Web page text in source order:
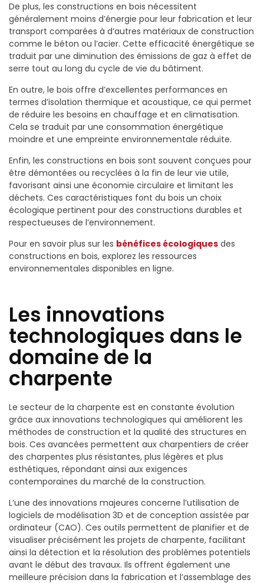
De plus, les constructions en bois nécessitent
généralement moins d’énergie pour leur fabrication et leur
transport comparées à d’autres matériaux de construction
comme le béton ou l’acier. Cette efficacité énergétique se
traduit par une diminution des émissions de gaz à effet de
serre tout au long du cycle de vie du bâtiment.
En outre, le bois offre d’excellentes performances en
termes d’isolation thermique et acoustique, ce qui permet
de réduire les besoins en chauffage et en climatisation.
Cela se traduit par une consommation énergétique
moindre et une empreinte environnementale réduite.
Enfin, les constructions en bois sont souvent conçues pour
être démontées ou recyclées à la fin de leur vie utile,
favorisant ainsi une économie circulaire et limitant les
déchets. Ces caractéristiques font du bois un choix
écologique pertinent pour des constructions durables et
respectueuses de l’environnement.
Pour en savoir plus sur les bénéfices écologiques des
constructions en bois, explorez les ressources
environnementales disponibles en ligne.
Les innovations
technologiques dans le
domaine de la
charpente
Le secteur de la charpente est en constante évolution
grâce aux innovations technologiques qui améliorent les
méthodes de construction et la qualité des structures en
bois. Ces avancées permettent aux charpentiers de créer
des charpentes plus résistantes, plus légères et plus
esthétiques, répondant ainsi aux exigences
contemporaines du marché de la construction.
L’une des innovations majeures concerne l’utilisation de
logiciels de modélisation 3D et de conception assistée par
ordinateur (CAO). Ces outils permettent de planifier et de
visualiser précisément les projets de charpente, facilitant
ainsi la détection et la résolution des problèmes potentiels
avant le début des travaux. Ils offrent également une
meilleure précision dans la fabrication et l’assemblage des